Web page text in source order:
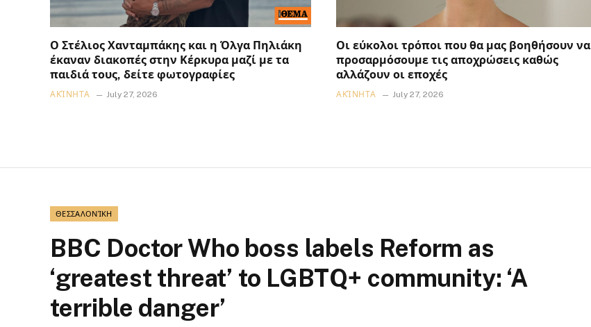
Ο Στέλιος Χανταμπάκης και η Όλγα Πηλιάκη
έκαναν διακοπές στην Κέρκυρα μαζί με τα
παιδιά τους, δείτε φωτογραφίες
ΑΚΊΝΗΤΑ July 27, 2026
Οι εύκολοι τρόποι που θα μας βοηθήσουν να
προσαρμόσουμε τις αποχρώσεις καθώς
αλλάζουν οι εποχές
ΑΚΊΝΗΤΑ July 27, 2026
ΘΕΣΣΑΛΟΝΊΚΗ
BBC Doctor Who boss labels Reform as
‘greatest threat’ to LGBTQ+ community: ‘A
terrible danger’